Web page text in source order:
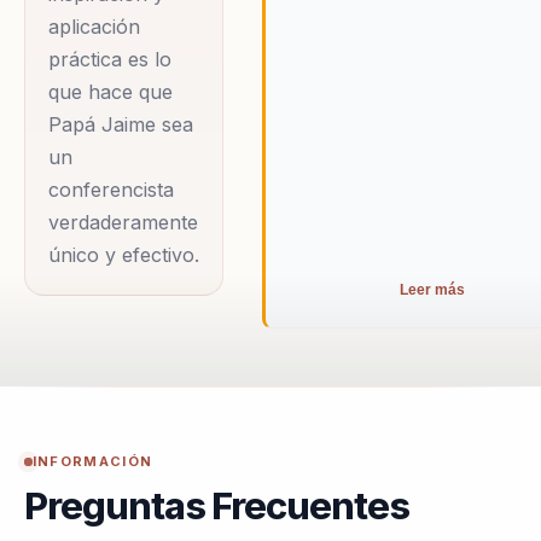
en Bogotá,
brindándoles una
nueva oportunidad
de vida. Reconocido
como uno de los 50
líderes espirituales y
humanistas del siglo
XX, Papá Jaime ha
de la paz y defensor
aplicación
práctica es lo
que hace que
Papá Jaime sea
un
conferencista
verdaderamente
único y efectivo.
Leer más
INFORMACIÓN
Preguntas Frecuentes